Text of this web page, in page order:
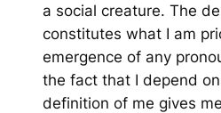
a social creature. The
constitutes what I am
emergence of any
the fact that I depend
definition of me gives